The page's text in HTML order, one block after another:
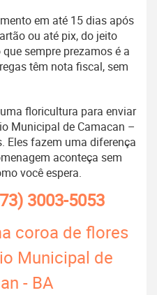
em até 15 dias após
ou até pix, do jeito
sempre prezamos é a
têm nota fiscal, sem
floricultura para enviar
Municipal de Camacan –
Eles fazem uma diferença
aconteça sem
você espera.
3003-5053
coroa de flores
Municipal de
- BA